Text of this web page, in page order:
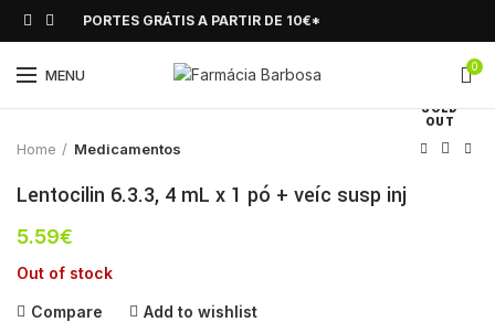
PORTES GRÁTIS A PARTIR DE 10€*
MENU 0
SOLD
OUT
Click to enlarge
Home Medicamentos
Lentocilin 6.3.3, 4 mL x 1 pó + veíc susp inj
5.59€
Out of stock
Compare Add to wishlist